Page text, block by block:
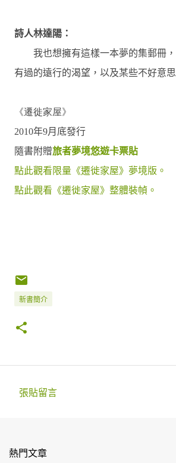
詩人林達陽：
我也想擁有這樣一本夢的集郵冊，
有過的遠行的渴望，以及某些不好意
《遷徙家屋》
2010年9月底發行
隨書附贈旅者夢境悠遊卡票貼
點此觀看限量 《遷徙家屋》夢境版。
點此觀看 《遷徙家屋》整體裝幀。
新書簡介
張貼留言
熱門文章